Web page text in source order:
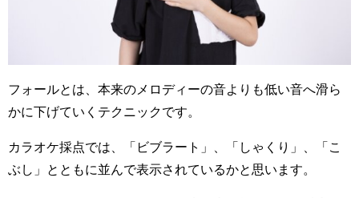
フォールとは、本来のメロディーの音よりも低い音へ滑ら
かに下げていくテクニックです。
カラオケ採点では、「ビブラート」、「しゃくり」、「こ
ぶし」とともに並んで表示されているかと思います。